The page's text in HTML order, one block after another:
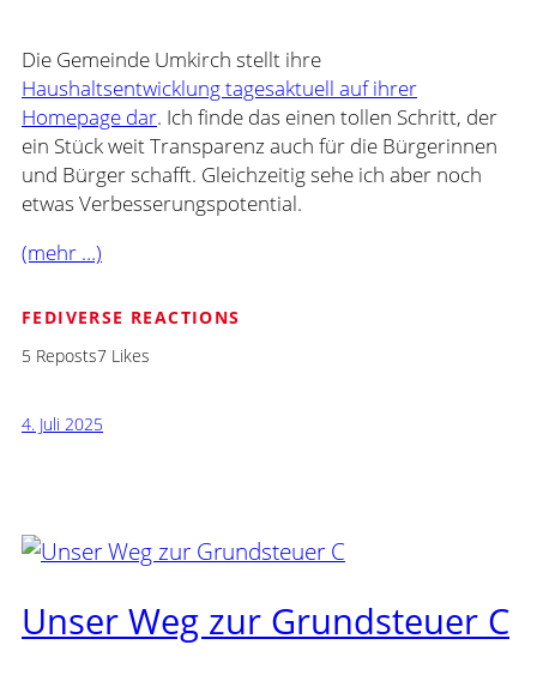
Die Gemeinde Umkirch stellt ihre
Haushaltsentwicklung tagesaktuell auf ihrer
Homepage dar. Ich finde das einen tollen Schritt, der
ein Stück weit Transparenz auch für die Bürgerinnen
und Bürger schafft. Gleichzeitig sehe ich aber noch
etwas Verbesserungspotential.
(mehr …)
FEDIVERSE REACTIONS
5 Reposts7 Likes
4. Juli 2025
Unser Weg zur Grundsteuer C